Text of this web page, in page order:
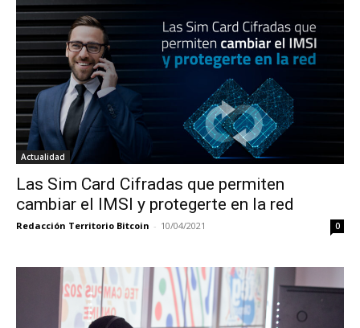
Actualidad
Las Sim Card Cifradas que permiten
cambiar el IMSI y protegerte en la red
Redacción Territorio Bitcoin - 10/04/2021 0